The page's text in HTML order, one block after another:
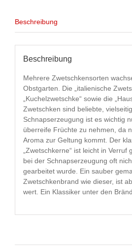
Beschreibung
Beschreibung
Mehrere Zwetschkensorten
Obstgarten. Die „italienische
„Kuchelzwetschke“ sowie die
Zwetschken sind beliebte,
Schnapserzeugung ist es wichtig
überreife Früchte zu nehmen, da
Aroma zur Geltung kommt. Der
„Zwetschkerne“ ist leicht in
bei der Schnapserzeugung oft
gearbeitet wurde. Ein sauber
Zwetschkenbrand wie dieser, ist
wert. Ein Klassiker unter den